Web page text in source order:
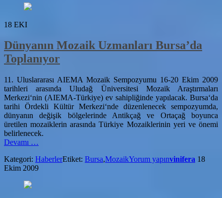
18 EKI
Dünyanın Mozaik Uzmanları Bursa’da
Toplanıyor
11. Uluslararası AIEMA Mozaik Sempozyumu 16-20 Ekim 2009
tarihleri arasında Uludağ Üniversitesi Mozaik Araştırmaları
Merkezi‘nin (AIEMA-Türkiye) ev sahipliğinde yapılacak. Bursa‘da
tarihi Ördekli Kültür Merkezi‘nde düzenlenecek sempozyumda,
dünyanın değişik bölgelerinde Antikçağ ve Ortaçağ boyunca
üretilen mozaiklerin arasında Türkiye Mozaiklerinin yeri ve önemi
belirlenecek.
Devamı
Uzmanları
Bursa’da
…
Kategori: HaberlerEtiket: Bursa,MozaikYorum yapınvinifera 18
Ekim 2009